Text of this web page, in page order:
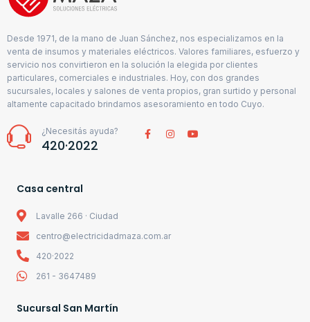
Desde 1971, de la mano de Juan Sánchez, nos especializamos en la
venta de insumos y materiales eléctricos. Valores familiares, esfuerzo y
servicio nos convirtieron en la solución la elegida por clientes
particulares, comerciales e industriales. Hoy, con dos grandes
sucursales, locales y salones de venta propios, gran surtido y personal
altamente capacitado brindamos asesoramiento en todo Cuyo.
¿Necesitás ayuda?
420·2022
Casa central
Lavalle 266 · Ciudad
centro@electricidadmaza.com.ar
420·2022
261 - 3647489
Sucursal San Martín